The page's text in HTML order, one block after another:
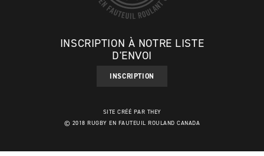
INSCRIPTION À NOTRE LISTE
D'ENVOI
INSCRIPTION
SITE CRÉÉ PAR THEY
© 2018 RUGBY EN FAUTEUIL ROULAND CANADA